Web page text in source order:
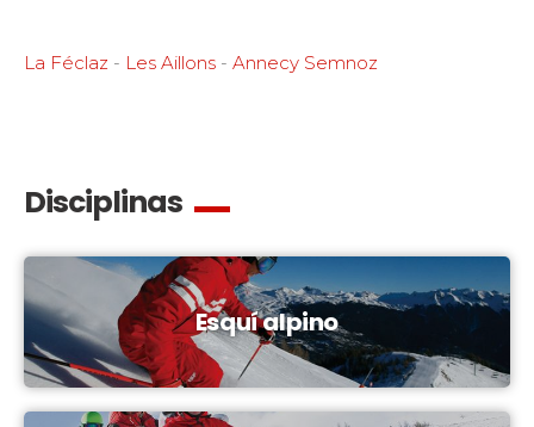
La Féclaz - Les Aillons - Annecy Semnoz
Disciplinas
Esquí alpino